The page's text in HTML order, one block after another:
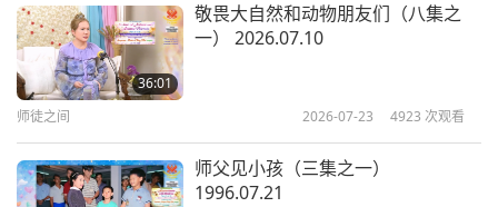
36:01
敬畏大自然和动物朋友们（八集之
一） 2026.07.10
师徒之间 2026-07-23 4923 次观看
师父见小孩（三集之一）
1996.07.21